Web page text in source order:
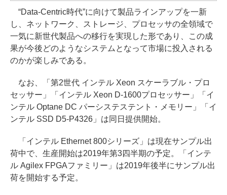
“Data-Centric時代”に向けて製品ラインアップを一新
し、ネットワーク、ストレージ、プロセッサの全領域で
一気に新世代製品への移行を実現した形であり、この成
果が今後どのようなシステムとなって市場に投入される
のかが楽しみである。
なお、「第2世代 インテル Xeon スケーラブル・プロ
セッサー」「インテル Xeon D-1600プロセッサー」「イ
ンテル Optane DC パーシステステント・メモリー」「イ
ンテル SSD D5-P4326」は同日提供開始。
「インテル Ethernet 800シリーズ」は現在サンプル出
荷中で、生産開始は2019年第3四半期の予定。「インテ
ル Agilex FPGAファミリー」は2019年後半にサンプル出
荷を開始する予定。